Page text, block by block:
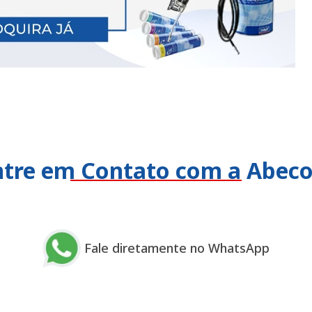
em Contato com a
Fale diretamente no WhatsApp